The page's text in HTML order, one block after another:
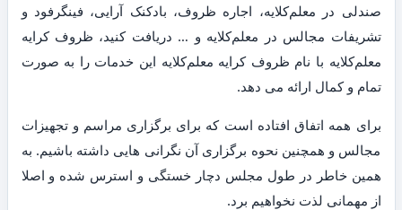
صندلی در معلم‌کلایه، اجاره ظروف، بادکنک آرایی، فینگرفود و
تشریفات مجالس در معلم‌کلایه و … دریافت کنید، ظروف کرایه
معلم‌کلایه با نام ظروف کرایه معلم‌کلایه این خدمات را به صورت
تمام و کمال ارائه می دهد.
برای همه اتفاق افتاده است که برای برگزاری مراسم و تجهیزات
مجالس و همچنین نحوه برگزاری آن نگرانی هایی داشته باشیم. به
همین خاطر در طول مجلس دچار خستگی و استرس شده و اصلا
از مهمانی لذت نخواهیم برد.